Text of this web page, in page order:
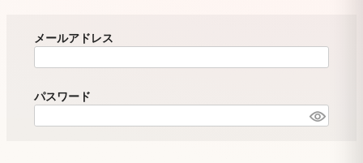
メールアドレス
パスワード